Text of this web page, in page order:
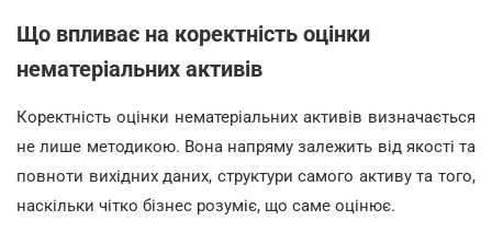
Що впливає на коректність оцінки
нематеріальних активів
Коректність оцінки нематеріальних активів визначається
не лише методикою. Вона напряму залежить від якості та
повноти вихідних даних, структури самого активу та того,
наскільки чітко бізнес розуміє, що саме оцінює.